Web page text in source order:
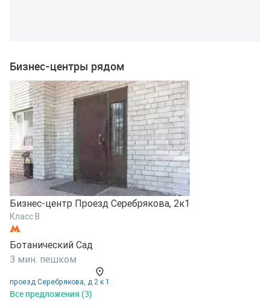
Бизнес-центры рядом
Бизнес-центр Проезд Серебрякова, 2к1
Класс B
Ботанический Сад
3 мин. пешком
проезд Серебрякова, д 2 к 1
Все предложения (3)